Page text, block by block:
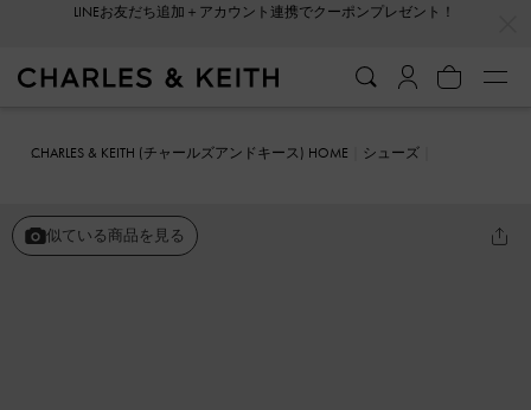
会員登録＋ニュースレター登録で10%OFFクーポンプレゼント！
CHARLES & KEITH (チャールズアンドキース) HOME
シューズ
似ている商品を見る